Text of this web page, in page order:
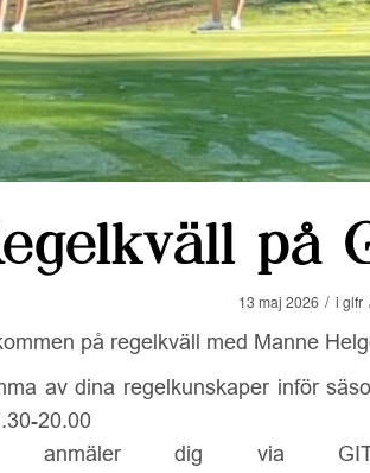
på
13 maj 2026 / i glfr
på regelkväll med Manne
av dina regelkunskaper inför
20.00
anmäler dig via